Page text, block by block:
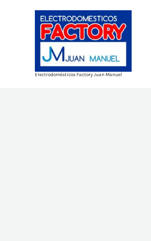
Electrodomésticos Factory Juan Manuel